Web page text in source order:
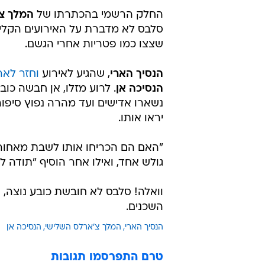
החלק הרשמי בהכתרתו של המלך
סלבס לא מדברת על האירועים
שצצו כמו פטריות אחרי הגשם.
הנסיך הארי, שהגיע לאירוע וחזר
הנסיכה אן. לרוע מזלו, אן חבשה
נשארו אדישים ועד מהרה נפוץ
יראו אותו.
"האם הם הכריחו אותו לשבת
גולש אחד, ואילו אחר הוסיף
וואלה! סלבס לא חובשת כובע
השכנים.
הנסיך הארי המלך צ'ארלס השלישי הנסיכה אן
טרם התפרסמו תגובות